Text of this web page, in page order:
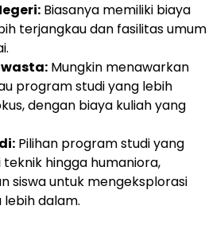
Biasanya memiliki biaya
terjangkau dan fasilitas umum
Mungkin menawarkan
program studi yang lebih
dengan biaya kuliah yang
Pilihan program studi yang
hingga humaniora,
siswa untuk mengeksplorasi
dalam.